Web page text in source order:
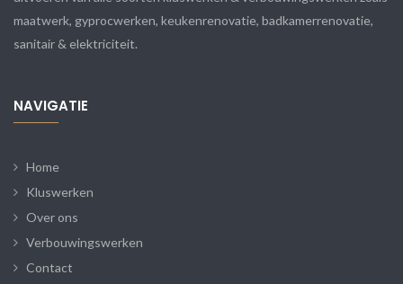
maatwerk, gyprocwerken, keukenrenovatie, badkamerrenovatie,
sanitair & elektriciteit.
NAVIGATIE
Home
Kluswerken
Over ons
Verbouwingswerken
Contact